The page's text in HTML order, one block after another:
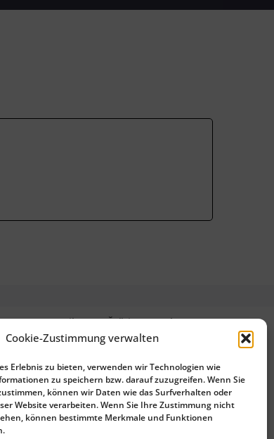
Cookie-Zustimmung verwalten
Erlebnis zu bieten, verwenden wir Technologien wie
zu speichern bzw. darauf zuzugreifen. Wenn Sie
können wir Daten wie das Surfverhalten oder
Website verarbeiten. Wenn Sie Ihre Zustimmung nicht
können bestimmte Merkmale und Funktionen
(Brazil)) Čeština(Czech)